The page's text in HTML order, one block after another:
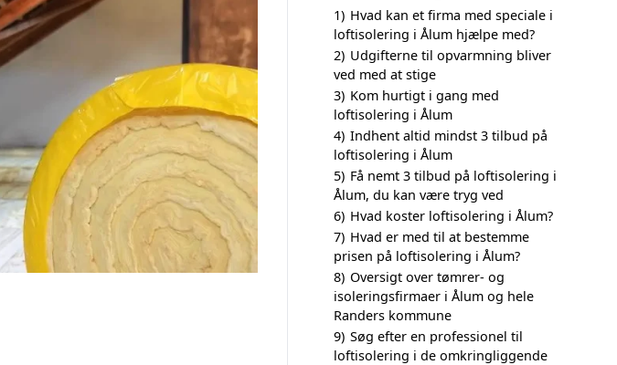
1) Hvad kan et firma med speciale i
loftisolering i Ålum hjælpe med?
2) Udgifterne til opvarmning bliver
ved med at stige
3) Kom hurtigt i gang med
loftisolering i Ålum
4) Indhent altid mindst 3 tilbud på
loftisolering i Ålum
5) Få nemt 3 tilbud på loftisolering i
Ålum, du kan være tryg ved
6) Hvad koster loftisolering i Ålum?
7) Hvad er med til at bestemme
prisen på loftisolering i Ålum?
8) Oversigt over tømrer- og
isoleringsfirmaer i Ålum og hele
Randers kommune
9) Søg efter en professionel til
loftisolering i de omkringliggende